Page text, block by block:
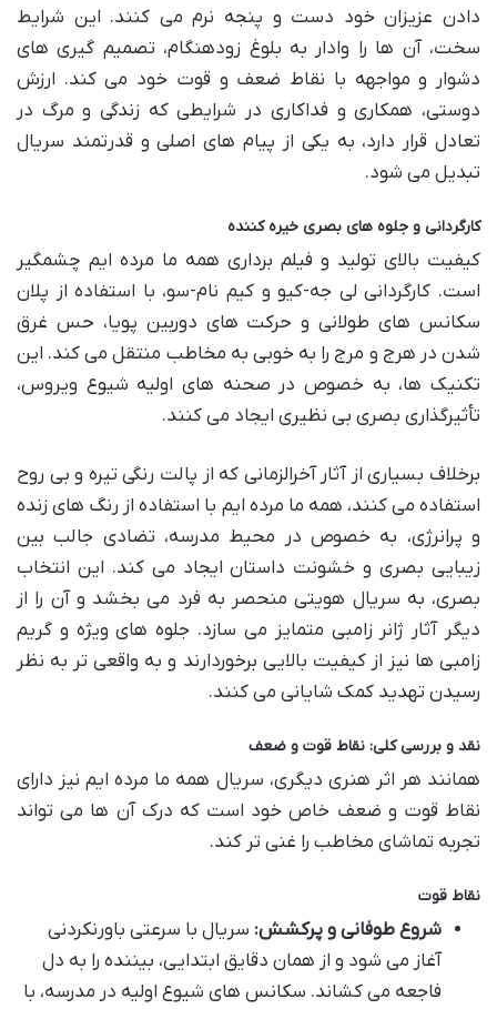
دادن عزیزان خود دست و پنجه نرم می کنند. این شرایط
سخت، آن ها را وادار به بلوغ زودهنگام، تصمیم گیری های
دشوار و مواجهه با نقاط ضعف و قوت خود می کند. ارزش
دوستی، همکاری و فداکاری در شرایطی که زندگی و مرگ در
تعادل قرار دارد، به یکی از پیام های اصلی و قدرتمند سریال
تبدیل می شود.
کارگردانی و جلوه های بصری خیره کننده
کیفیت بالای تولید و فیلم برداری همه ما مرده ایم چشمگیر
است. کارگردانی لی جه-کیو و کیم نام-سو، با استفاده از پلان
سکانس های طولانی و حرکت های دوربین پویا، حس غرق
شدن در هرج و مرج را به خوبی به مخاطب منتقل می کند. این
تکنیک ها، به خصوص در صحنه های اولیه شیوع ویروس،
تأثیرگذاری بصری بی نظیری ایجاد می کنند.
برخلاف بسیاری از آثار آخرالزمانی که از پالت رنگی تیره و بی روح
استفاده می کنند، همه ما مرده ایم با استفاده از رنگ های زنده
و پرانرژی، به خصوص در محیط مدرسه، تضادی جالب بین
زیبایی بصری و خشونت داستان ایجاد می کند. این انتخاب
بصری، به سریال هویتی منحصر به فرد می بخشد و آن را از
دیگر آثار ژانر زامبی متمایز می سازد. جلوه های ویژه و گریم
زامبی ها نیز از کیفیت بالایی برخوردارند و به واقعی تر به نظر
رسیدن تهدید کمک شایانی می کنند.
نقد و بررسی کلی: نقاط قوت و ضعف
همانند هر اثر هنری دیگری، سریال همه ما مرده ایم نیز دارای
نقاط قوت و ضعف خاص خود است که درک آن ها می تواند
تجربه تماشای مخاطب را غنی تر کند.
نقاط قوت
شروع طوفانی و پرکشش: سریال با سرعتی باورنکردنی
آغاز می شود و از همان دقایق ابتدایی، بیننده را به دل
فاجعه می کشاند. سکانس های شیوع اولیه در مدرسه، با